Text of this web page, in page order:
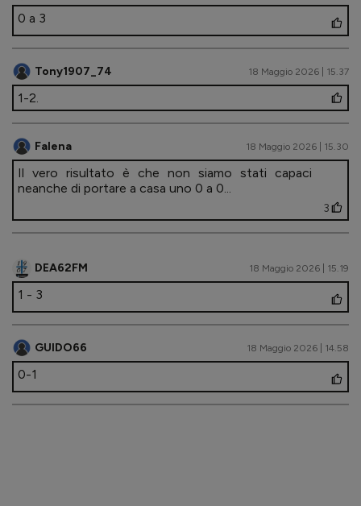
0 a 3
Tony1907_74 18 Maggio 2026 | 15.37
1-2.
Falena 18 Maggio 2026 | 15.30
Il vero risultato è che non siamo stati capaci
neanche di portare a casa uno 0 a 0...
3
DEA62FM 18 Maggio 2026 | 15.19
1 - 3
GUIDO66 18 Maggio 2026 | 14.58
0-1